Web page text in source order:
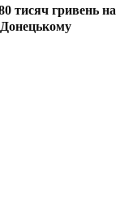
тисяч гривень на
Донецькому